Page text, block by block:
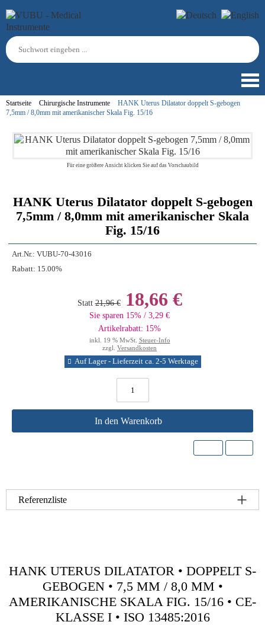
Startseite Chirurgische Instrumente
HANK Uterus Dilatator doppelt S-gebogen
7,5mm / 8,0mm mit amerikanischer Skala Fig. 15/16
Für eine größere Ansicht klicken Sie auf das Vorschaubild
HANK Uterus Dilatator doppelt S-gebogen
7,5mm / 8,0mm mit amerikanischer Skala
Fig. 15/16
Art.Nr.: VUBU-70-43016
Rabatt: 15.00%
Statt 21,96 €18,66 €
Sie sparen 15% / 3,29 €
Artikelrabatt: 15%
inkl. 19 % MwSt. Steuer-Info
zzgl. Versandkosten
Auf Lager - Lieferzeit ca. 2-5 Werktage
In den Warenkorb
Referenzliste
HANK UTERUS DILATATOR • DOPPELT S-
GEBOGEN • 7,5 MM / 8,0 MM •
AMERIKANISCHE SKALA FIG. 15/16 • CE-
KLASSE I • ISO 13485:2016